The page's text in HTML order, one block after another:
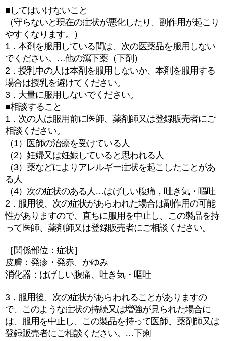
■してはいけないこと
（守らないと現在の症状が悪化したり、副作用が起こり
やすくなります。）
1．本剤を服用している間は、次の医薬品を服用しない
でください。…他の瀉下薬（下剤）
2．授乳中の人は本剤を服用しないか、本剤を服用する
場合は授乳を避けてください。
3．大量に服用しないでください。
■相談すること
1．次の人は服用前に医師、薬剤師又は登録販売者にご
相談ください。
（1）医師の治療を受けている人
（2）妊婦又は妊娠していると思われる人
（3）薬などによりアレルギー症状を起こしたことがあ
る人
（4）次の症状のある人…はげしい腹痛，吐き気・嘔吐
2．服用後、次の症状があらわれた場合は副作用の可能
性がありますので、直ちに服用を中止し、この製品を持
って医師、薬剤師又は登録販売者にご相談ください。
［関係部位：症状］
皮膚：発疹・発赤、かゆみ
消化器：はげしい腹痛、吐き気・嘔吐
3．服用後、次の症状があらわれることがありますの
で、このような症状の持続又は増強が見られた場合に
は、服用を中止し、この製品を持って医師、薬剤師又は
登録販売者にご相談ください。…下痢